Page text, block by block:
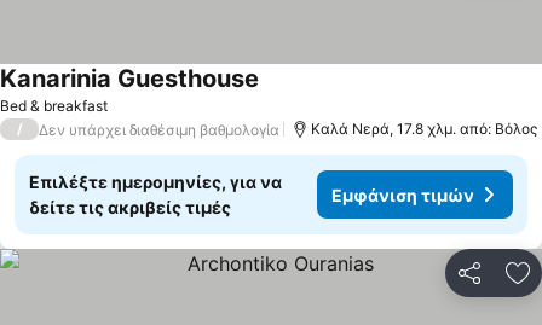
Bed & breakfast
Kanarinia Guesthouse
/ Δεν υπάρχει διαθέσιμη βαθμολογία Καλά Νερά, 17.8 χλμ. από: Βόλος
Επιλέξτε ημερομηνίες, για να
δείτε τις ακριβείς τιμές
Εμφάνιση τιμών